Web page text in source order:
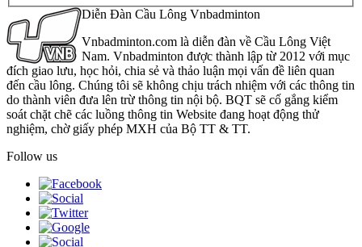
Diễn Đàn Cầu Lông Vnbadminton
Vnbadminton.com là diễn đàn về Cầu Lông Việt
Nam. Vnbadminton được thành lập từ 2012 với mục
đích giao lưu, học hỏi, chia sẻ và thảo luận mọi vấn đề liên quan
đến cầu lông. Chúng tôi sẽ không chịu trách nhiệm với các thông tin
do thành viên đưa lên trừ thông tin nội bộ. BQT sẽ cố gắng kiểm
soát chặt chẽ các luồng thông tin Website đang hoạt động thử
nghiệm, chờ giấy phép MXH của Bộ TT & TT.
Follow us